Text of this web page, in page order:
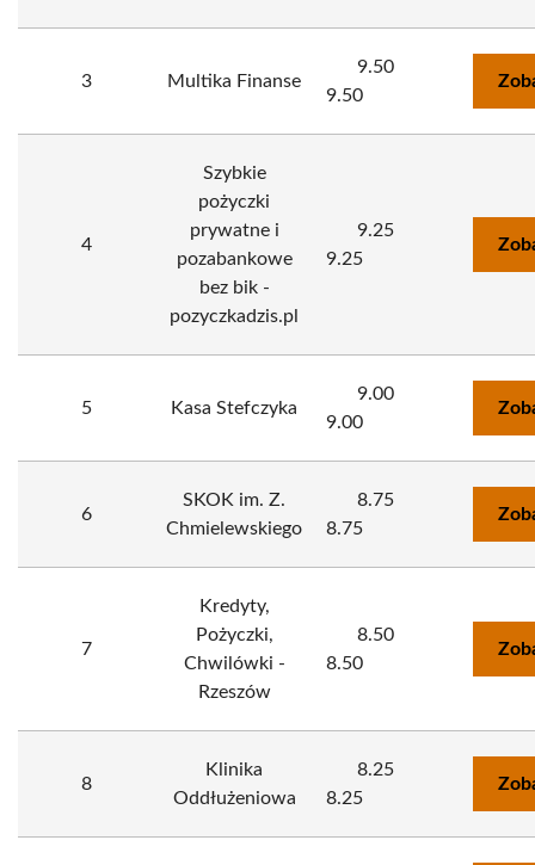
3 Multika Finanse
9.50
9.50
4
Szybkie
pożyczki
prywatne i
pozabankowe
bez bik -
pozyczkadzis.pl
9.25
9.25
5 Kasa Stefczyka
9.00
9.00
6
SKOK im. Z.
Chmielewskiego
8.75
8.75
7
Kredyty,
Pożyczki,
Chwilówki -
Rzeszów
8.50
8.50
8
Klinika
Oddłużeniowa
8.25
8.25